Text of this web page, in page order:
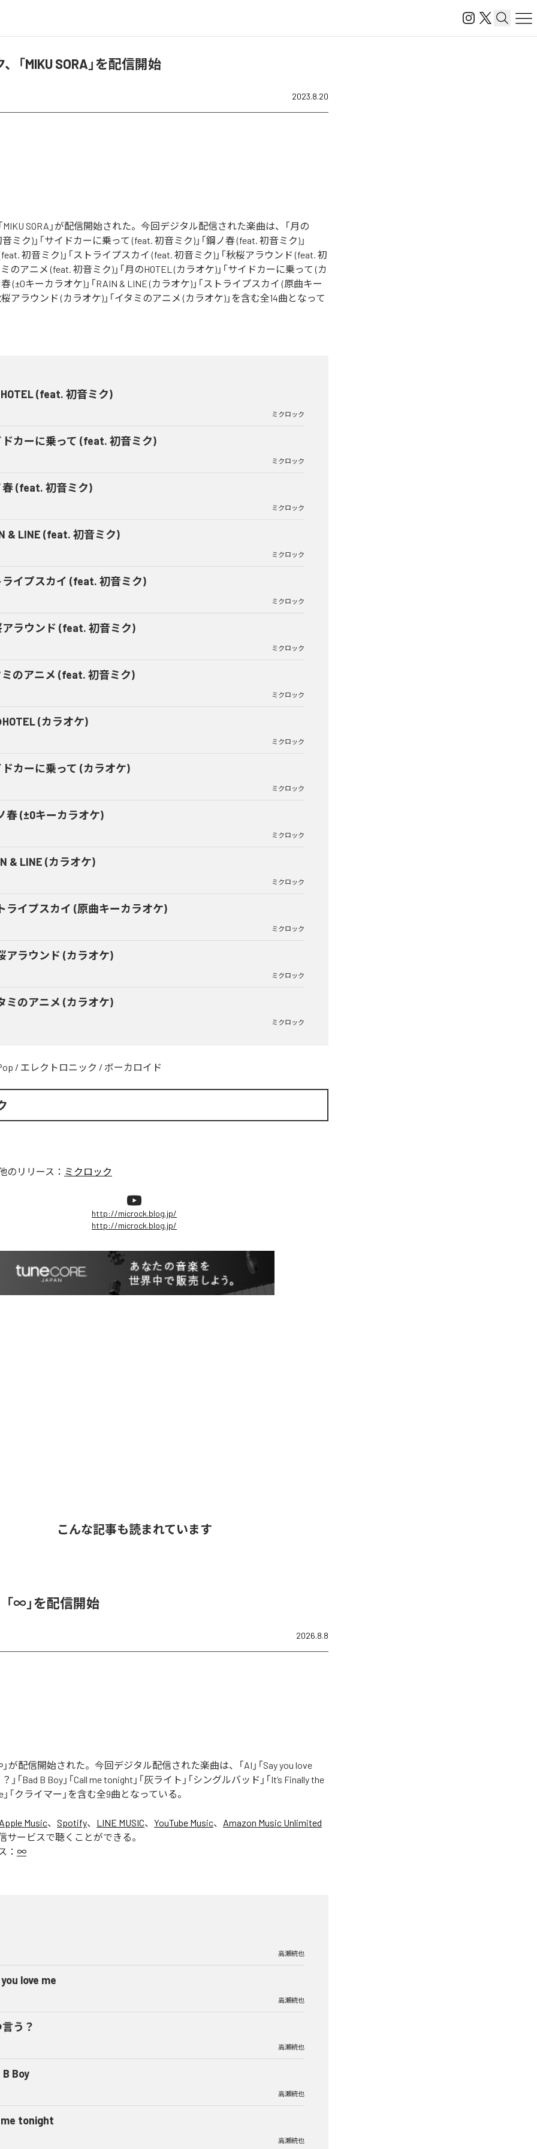
「MIKU SORA」を配信開始
2023.8.20
MIKU SORA」が配信開始された。今回デジタル配信された楽曲は、「月の
ミク)」「サイドカーに乗って (feat. 初音ミク)」「鋼ノ春 (feat. 初音ミク)」
初音ミク)」「ストライプスカイ (feat. 初音ミク)」「秋桜アラウンド (feat. 初
ミのアニメ (feat. 初音ミク)」「月のHOTEL (カラオケ)」「サイドカーに乗って (カ
春 (±0キーカラオケ)」「RAIN & LINE (カラオケ)」「ストライプスカイ (原曲キー
桜アラウンド (カラオケ)」「イタミのアニメ (カラオケ)」を含む全14曲となって
(feat. 初音ミク)
ミクロック
カーに乗って (feat. 初音ミク)
ミクロック
春 (feat. 初音ミク)
ミクロック
& LINE (feat. 初音ミク)
ミクロック
ライプスカイ (feat. 初音ミク)
ミクロック
アラウンド (feat. 初音ミク)
ミクロック
のアニメ (feat. 初音ミク)
ミクロック
(カラオケ)
ミクロック
カーに乗って (カラオケ)
ミクロック
春 (±0キーカラオケ)
ミクロック
& LINE (カラオケ)
ミクロック
ライプスカイ (原曲キーカラオケ)
ミクロック
アラウンド (カラオケ)
ミクロック
ミのアニメ (カラオケ)
ミクロック
/ エレクトロニック / ボーカロイド
のリリース： ミクロック
http://microck.blog.jp/
http://microck.blog.jp/
こんな記事も読まれています
∞」を配信開始
2026.8.8
が配信開始された。今回デジタル配信された楽曲は、「AI」「Say you love
」「Bad B Boy」「Call me tonight」「灰ライト」「シングルバッド」「It’s Finally the
「クライマー」を含む全9曲となっている。
Music、 Spotify、 LINE MUSIC、 YouTube Music、 Amazon Music Unlimited
サービスで聴くことができる。
： ∞
高瀬統也
love me
高瀬統也
う？
高瀬統也
Boy
高瀬統也
tonight
高瀬統也